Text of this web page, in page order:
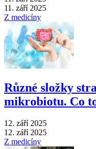
11. září 2025
Z medicíny
Různé složky
mikrobiotu. Co
12. září 2025
12. září 2025
Z medicíny